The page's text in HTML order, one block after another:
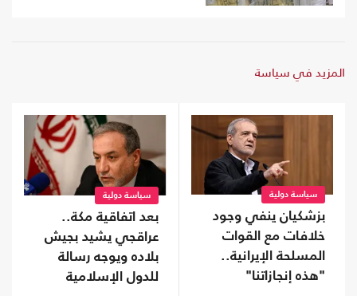
المزيد في سياسة
سياسة دولية
بزشكيان ينفي وجود
خلافات مع القوات
المسلحة الإيرانية..
"هذه إنجازاتنا"
سياسة دولية
بعد اتفاقية مكة..
عراقجي يشيد بجيش
بلاده ويوجه رسالة
للدول الإسلامية